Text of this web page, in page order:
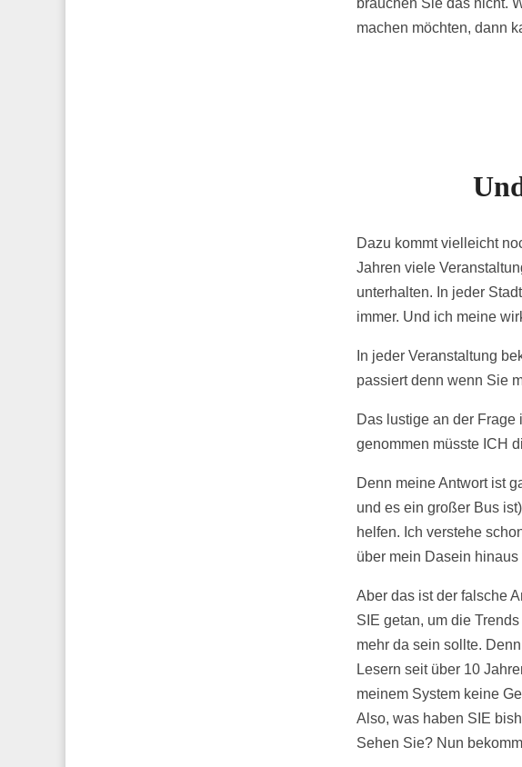
machen möchten, dann
Dazu kommt vielleicht
Jahren viele
unterhalten. In jeder
immer. Und ich meine
In jeder Veranstaltung
passiert denn wenn Sie
Das lustige an der Frage
genommen müsste ICH
Denn meine Antwort ist
und es ein großer Bus
helfen. Ich verstehe
über mein Dasein
Aber das ist der falsche
SIE getan, um die
mehr da sein sollte.
Lesern seit über 10
meinem System keine
Also, was haben SIE
Sehen Sie? Nun